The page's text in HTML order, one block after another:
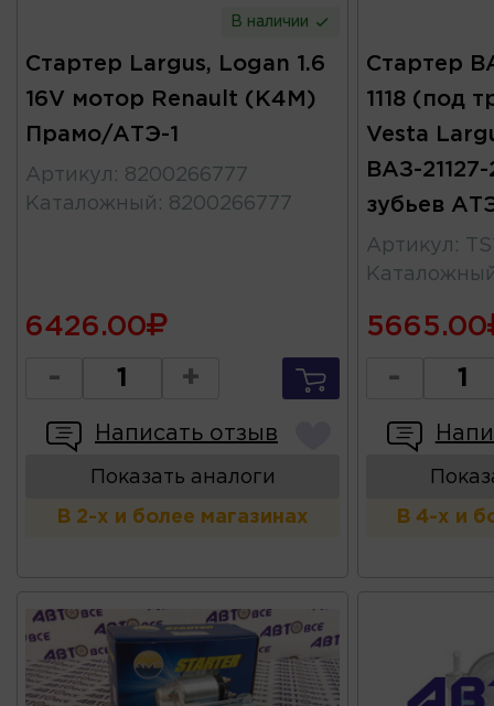
В наличии
Стартер Largus, Logan 1.6
16V мотор Renault (К4М)
Прамо/АТЭ-1
Артикул : 8200266777
Каталожный : 8200266777
6426.00
- +
Написать отзыв
Показать аналоги
В 2-х и более магазинах
Стартер
1118 (под
Vesta
ВАЗ-21127-
зубьев
Артикул :
5665.00
-
В 4-х и